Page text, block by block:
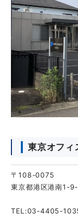
東京オフィ
〒108-0075
東京都港区港南1-
TEL:03-4405-